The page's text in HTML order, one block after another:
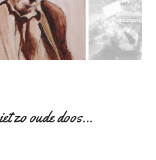
zo oude doos...